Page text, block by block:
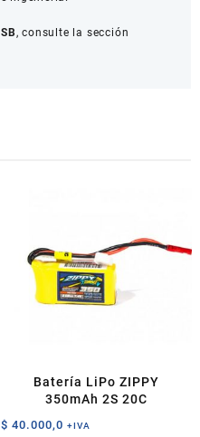
, consulte la sección
Batería LiPo ZIPPY
350mAh 2S 20C
$ 40.000,0 +IVA